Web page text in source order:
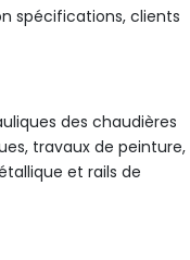
spécifications, clients
des chaudières
travaux de peinture,
et rails de